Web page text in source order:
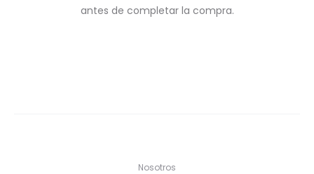
antes de completar la compra.
Nosotros